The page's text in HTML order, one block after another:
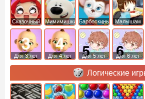
Сказочный
патруль
Мимимишки Барбоскины Малышам
Для 3 лет Для 4 лет Для 5 лет Для 6 лет
Логические